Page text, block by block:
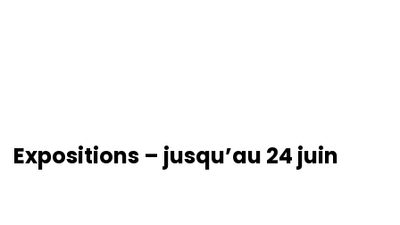
Expositions – jusqu’au 24 juin